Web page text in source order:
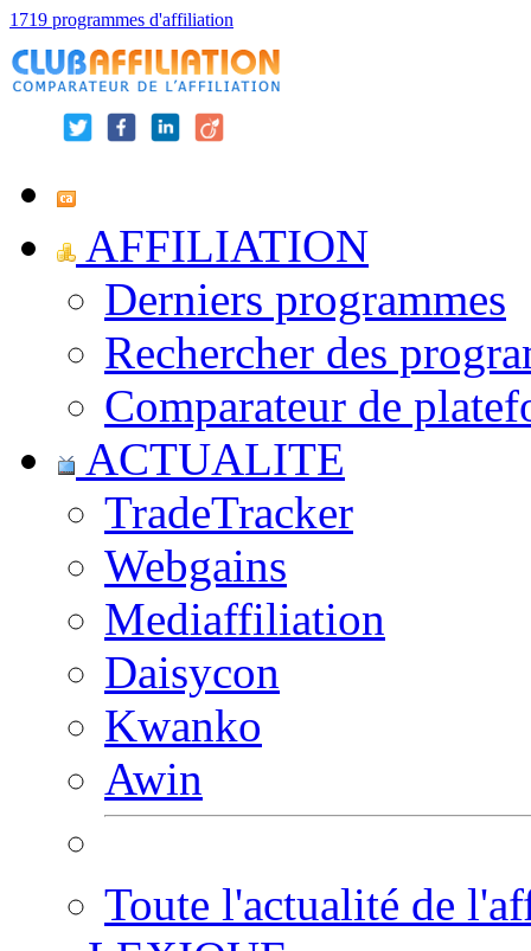
1719 programmes d'affiliation
AFFILIATION
Derniers programmes
Rechercher des
Comparateur de
ACTUALITE
TradeTracker
Webgains
Mediaffiliation
Daisycon
Kwanko
Awin
Toute l'actualité de